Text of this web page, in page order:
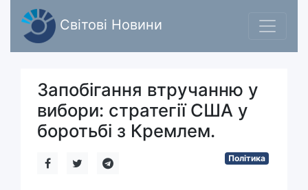
Світові Новини
Запобігання втручанню у
вибори: стратегії США у
боротьбі з Кремлем.
Політика